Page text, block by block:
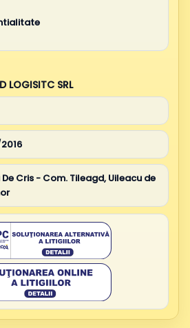
LOGISITC SRL
Cris - Com. Tileagd, Uileacu de